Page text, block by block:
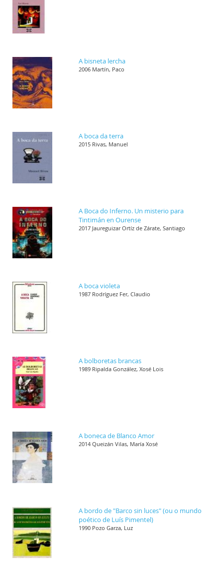
A bisneta lercha
2006 Martín, Paco
A boca da terra
2015 Rivas, Manuel
A Boca do Inferno. Un misterio para
Tintimán en Ourense
2017 Jaureguizar Ortíz de Zárate, Santiago
A boca violeta
1987 Rodríguez Fer, Claudio
A bolboretas brancas
1989 Ripalda González, Xosé Lois
A boneca de Blanco Amor
2014 Queizán Vilas, María Xosé
A bordo de "Barco sin luces" (ou o mundo
poético de Luís Pimentel)
1990 Pozo Garza, Luz